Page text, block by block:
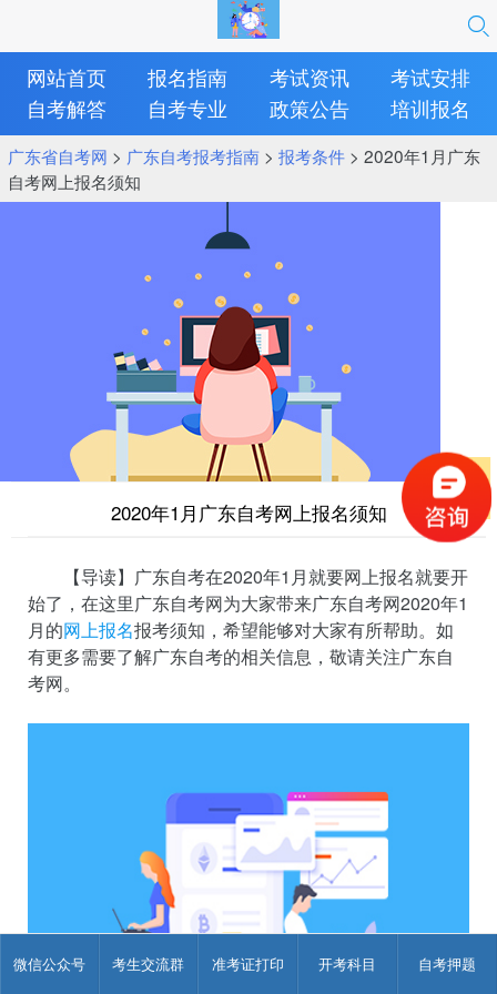
微信公众号 考生交流群 准考证打印 开考科目 自考押题
网站首页 报名指南 考试资讯
考试安排
自考解答
自考专业 政策公告 培训报名
广东省自考网 > 广东自考报考指南> 报考条件> 2020年1月广东
自考网上报名须知
2020年1月广东自考网上报名须知
【导读】广东自考在2020年1月就要网上报名就要开
始了，在这里广东自考网为大家带来广东自考网2020年1
月的网上报名报考须知，希望能够对大家有所帮助。如
有更多需要了解广东自考的相关信息，敬请关注广东自
考网。